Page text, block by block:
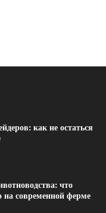
как не остаться
что
на современной ферме